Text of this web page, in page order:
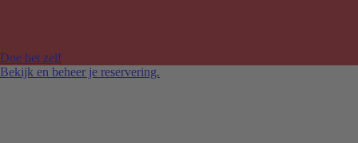
Doe het zelf
Bekijk en beheer je reservering.
Melbourne Tullamarine luchthaven
Perth luchthaven
Sydney luchthaven